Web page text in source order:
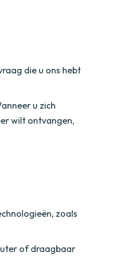
die u ons hebt
u zich
wilt ontvangen,
zoals
of draagbaar